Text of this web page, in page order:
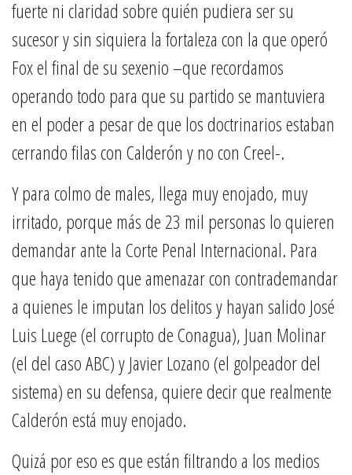
fuerte ni claridad sobre quién pudiera ser su
sucesor y sin siquiera la fortaleza con la que operó
Fox el final de su sexenio –que recordamos
operando todo para que su partido se mantuviera
en el poder a pesar de que los doctrinarios estaban
cerrando filas con Calderón y no con Creel-.
Y para colmo de males, llega muy enojado, muy
irritado, porque más de 23 mil personas lo quieren
demandar ante la Corte Penal Internacional. Para
que haya tenido que amenazar con contrademandar
a quienes le imputan los delitos y hayan salido José
Luis Luege (el corrupto de Conagua), Juan Molinar
(el del caso ABC) y Javier Lozano (el golpeador del
sistema) en su defensa, quiere decir que realmente
Calderón está muy enojado.
Quizá por eso es que están filtrando a los medios